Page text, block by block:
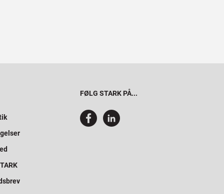
FØLG STARK PÅ...